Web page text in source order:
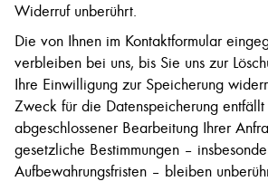
Widerruf unberührt.
Die von Ihnen im Kontaktformular
verbleiben bei uns, bis Sie uns zur
Ihre Einwilligung zur Speicherung
Zweck für die Datenspeicherung
abgeschlossener Bearbeitung Ihrer
gesetzliche Bestimmungen –
Aufbewahrungsfristen – bleiben